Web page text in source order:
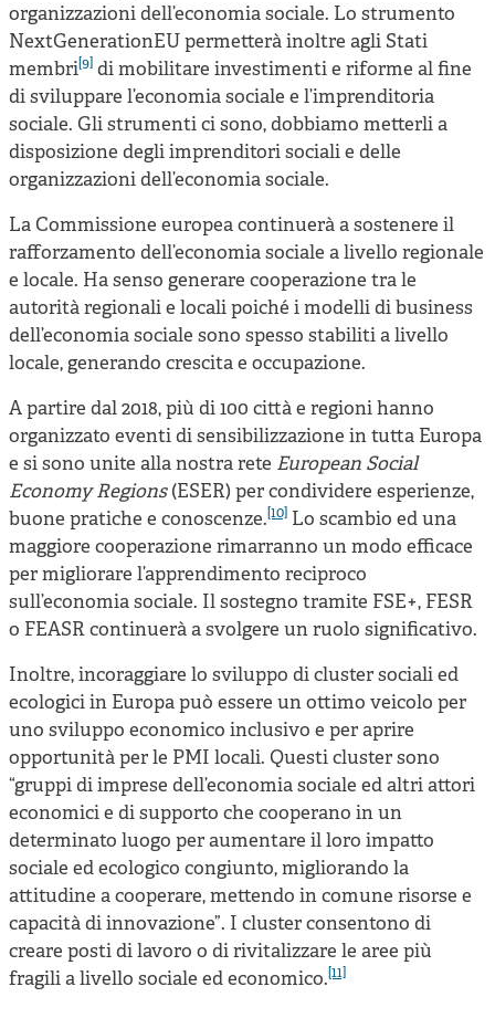
organizzazioni dell’economia sociale. Lo strumento
NextGenerationEU permetterà inoltre agli Stati
membri[9] di mobilitare investimenti e riforme al fine
di sviluppare l’economia sociale e l’imprenditoria
sociale. Gli strumenti ci sono, dobbiamo metterli a
disposizione degli imprenditori sociali e delle
organizzazioni dell’economia sociale.
La Commissione europea continuerà a sostenere il
rafforzamento dell’economia sociale a livello regionale
e locale. Ha senso generare cooperazione tra le
autorità regionali e locali poiché i modelli di business
dell’economia sociale sono spesso stabiliti a livello
locale, generando crescita e occupazione.
A partire dal 2018, più di 100 città e regioni hanno
organizzato eventi di sensibilizzazione in tutta Europa
e si sono unite alla nostra rete European Social
Economy Regions(ESER) per condividere esperienze,
buone pratiche e conoscenze.[10] Lo scambio ed una
maggiore cooperazione rimarranno un modo efficace
per migliorare l’apprendimento reciproco
sull’economia sociale. Il sostegno tramite FSE+, FESR
o FEASR continuerà a svolgere un ruolo significativo.
Inoltre, incoraggiare lo sviluppo di cluster sociali ed
ecologici in Europa può essere un ottimo veicolo per
uno sviluppo economico inclusivo e per aprire
opportunità per le PMI locali. Questi cluster sono
“gruppi di imprese dell’economia sociale ed altri attori
economici e di supporto che cooperano in un
determinato luogo per aumentare il loro impatto
sociale ed ecologico congiunto, migliorando la
attitudine a cooperare, mettendo in comune risorse e
capacità di innovazione”. I cluster consentono di
creare posti di lavoro o di rivitalizzare le aree più
fragili a livello sociale ed economico.[11]